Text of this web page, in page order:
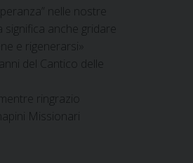
nelle nostre
anche gridare
e rigenerarsi»
del Cantico delle
ringrazio
Missionari